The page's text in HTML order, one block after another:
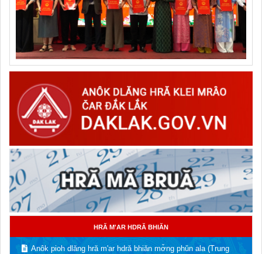
HRĂ M'AR HDRĂ BHIĂN
Anôk pioh dlăng hră m'ar hdră bhiăn mơ̌ng phǔn ala (Trung